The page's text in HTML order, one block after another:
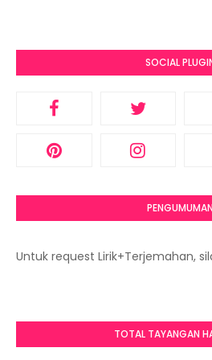
SOCIAL
PENGUMUMAN
Untuk request Lirik+Terjemahan,
TOTAL TAYANGAN